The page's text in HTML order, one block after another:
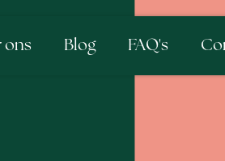
ons Blog FAQ's